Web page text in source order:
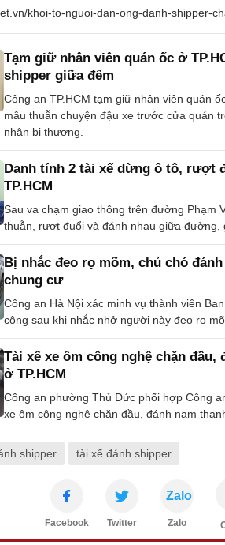
khoi-to-nguoi-dan-ong-danh-shipper-
Tạm giữ nhân viên quán ốc ở
shipper giữa đêm
Công an TP.HCM tạm giữ nhân viên quán
mâu thuẫn chuyện đậu xe trước cửa quán
nhân bị thương.
Danh tính 2 tài xế dừng ô tô, rượt
TP.HCM
Sau va chạm giao thông trên đường Phạm
thuẫn, rượt đuổi và đánh nhau giữa đường,
Bị nhắc đeo rọ mõm, chủ chó
chung cư
Công an Hà Nội xác minh vụ thành viên
công sau khi nhắc nhở người này đeo rọ
Tài xế xe ôm công nghệ chặn
ở TP.HCM
Công an phường Thủ Đức phối hợp Công
xe ôm công nghệ chặn đầu, đánh nam
shipper tài xế đánh shipper
Facebook Twitter
Zalo
Zalo